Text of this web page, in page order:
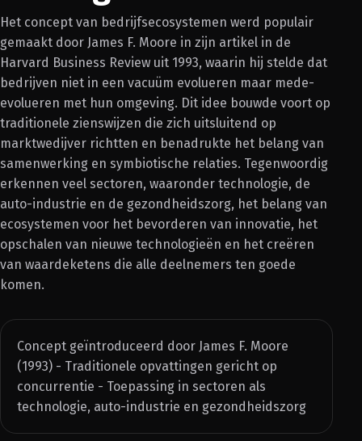
Het concept van bedrijfsecosystemen werd populair
gemaakt door James F. Moore in zijn artikel in de
Harvard Business Review uit 1993, waarin hij stelde dat
bedrijven niet in een vacuüm evolueren maar mede-
evolueren met hun omgeving. Dit idee bouwde voort op
traditionele zienswijzen die zich uitsluitend op
marktwedijver richtten en benadrukte het belang van
samenwerking en symbiotische relaties. Tegenwoordig
erkennen veel sectoren, waaronder technologie, de
auto-industrie en de gezondheidszorg, het belang van
ecosystemen voor het bevorderen van innovatie, het
opschalen van nieuwe technologieën en het creëren
van waardeketens die alle deelnemers ten goede
komen.
Concept geïntroduceerd door James F. Moore
(1993) - Traditionele opvattingen gericht op
concurrentie - Toepassing in sectoren als
technologie, auto-industrie en gezondheidszorg